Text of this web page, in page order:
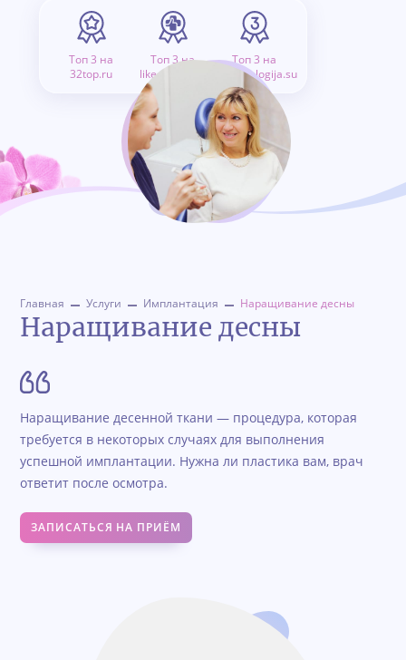
Топ 3 на
32top.ru
Топ 3 на
like.doctor.ru
Топ 3 на
stomatologija.su
Главная Услуги Имплантация Наращивание десны
Наращивание десны
Наращивание десенной ткани — процедура, которая
требуется в некоторых случаях для выполнения
успешной имплантации. Нужна ли пластика вам, врач
ответит после осмотра.
ЗАПИСАТЬСЯ НА ПРИЁМ